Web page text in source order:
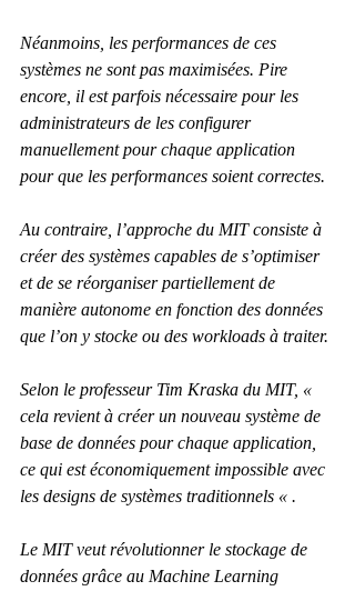
Néanmoins, les performances de ces
systèmes ne sont pas maximisées. Pire
encore, il est parfois nécessaire pour les
administrateurs de les configurer
manuellement pour chaque application
pour que les performances soient correctes.
Au contraire, l’approche du MIT consiste à
créer des systèmes capables de s’optimiser
et de se réorganiser partiellement de
manière autonome en fonction des données
que l’on y stocke ou des workloads à traiter.
Selon le professeur Tim Kraska du MIT, «
cela revient à créer un nouveau système de
base de données pour chaque application,
ce qui est économiquement impossible avec
les designs de systèmes traditionnels « .
Le MIT veut révolutionner le stockage de
données grâce au Machine Learning